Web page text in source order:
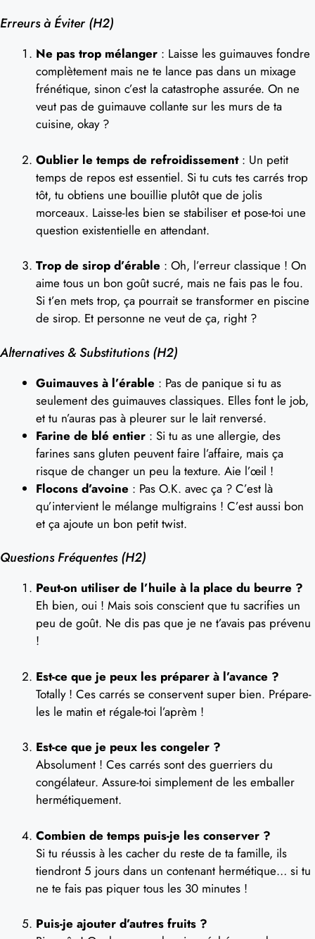
Erreurs à Éviter (H2)
Ne pas trop mélanger : Laisse les guimauves fondre
complètement mais ne te lance pas dans un mixage
frénétique, sinon c’est la catastrophe assurée. On ne
veut pas de guimauve collante sur les murs de ta
cuisine, okay ?
Oublier le temps de refroidissement: Un petit
temps de repos est essentiel. Si tu cuts tes carrés trop
tôt, tu obtiens une bouillie plutôt que de jolis
morceaux. Laisse-les bien se stabiliser et pose-toi une
question existentielle en attendant.
Trop de sirop d’érable : Oh, l’erreur classique ! On
aime tous un bon goût sucré, mais ne fais pas le fou.
Si t’en mets trop, ça pourrait se transformer en piscine
de sirop. Et personne ne veut de ça, right ?
Alternatives & Substitutions (H2)
Guimauves à l’érable : Pas de panique si tu as
seulement des guimauves classiques. Elles font le job,
et tu n’auras pas à pleurer sur le lait renversé.
Farine de blé entier : Si tu as une allergie, des
farines sans gluten peuvent faire l’affaire, mais ça
risque de changer un peu la texture. Aie l’œil !
Flocons d’avoine : Pas O.K. avec ça ? C’est là
qu’intervient le mélange multigrains ! C’est aussi bon
et ça ajoute un bon petit twist.
Questions Fréquentes (H2)
Peut-on utiliser de l’huile à la place du beurre ?
Eh bien, oui ! Mais sois conscient que tu sacrifies un
peu de goût. Ne dis pas que je ne t’avais pas prévenu
!
Est-ce que je peux les préparer à l’avance ?
Totally ! Ces carrés se conservent super bien. Prépare-
les le matin et régale-toi l’aprèm !
Est-ce que je peux les congeler ?
Absolument ! Ces carrés sont des guerriers du
congélateur. Assure-toi simplement de les emballer
hermétiquement.
Combien de temps puis-je les conserver ?
Si tu réussis à les cacher du reste de ta famille, ils
tiendront 5 jours dans un contenant hermétique… si tu
ne te fais pas piquer tous les 30 minutes !
Puis-je ajouter d’autres fruits ?